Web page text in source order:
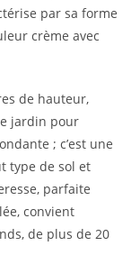
par sa forme
crème avec
de hauteur,
jardin pour
; c’est une
type de sol et
parfaite
convient
de plus de 20